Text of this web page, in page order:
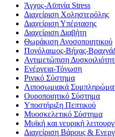
Άγχος-Αϋπνία Stress
Διαχείριση Χοληστερόλης
Διαχείριση Υπέρτασης
Διαχείριση Διαβήτη
Θωράκιση Ανοσοποιητικού
Πονόλαιμος-Βήχας-
Αντιμετώπιση
Eνέργεια-Τόνωση
Ρινικό Σύστημα
Λιποσωμιακά
Ουροποιητικό Σύστημα
Υποστήριξη Πεπτικού
Μυοσκελετικό Σύστημα
Μυϊκή και νευρική
Διαχείριση Βάρους &